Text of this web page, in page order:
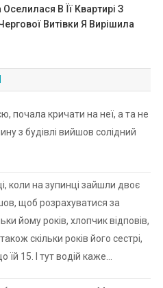
В Її Квартирі З
Витівки Я Вирішила
почала кричати на неї, а та не
з будівлі вийшов солідний
коли на зупинці зайшли двоє
щоб розрахуватися за
йому років, хлопчик відповів,
скільки років його сестрі,
15. І тут водій каже…